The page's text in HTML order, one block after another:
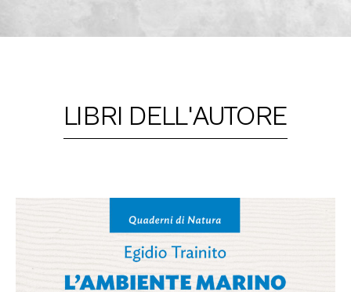
LIBRI DELL'AUTORE